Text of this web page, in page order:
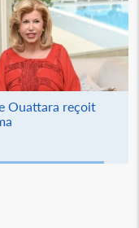
Ouattara reçoit